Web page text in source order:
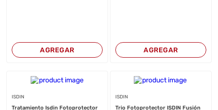
AGREGAR AGREGAR
ISDIN
Tratamiento Isdin Fotoprotector
ISDIN
Trio Fotoprotector ISDIN Fusión